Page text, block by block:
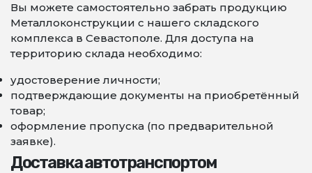
Вы можете самостоятельно забрать продукцию
Металлоконструкции с нашего складского
комплекса в Севастополе. Для доступа на
территорию склада необходимо:
удостоверение личности;
подтверждающие документы на приобретённый
товар;
оформление пропуска (по предварительной
заявке).
Доставка автотранспортом